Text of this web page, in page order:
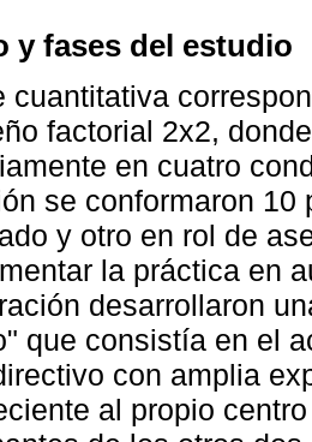
y fases del estudio
cuantitativa
factorial 2x2,
en cuatro
se conformaron
y otro en rol de
la práctica en
desarrollaron
que consistía en el
con amplia
al propio